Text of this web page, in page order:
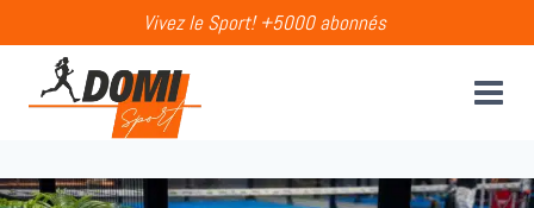
au
contenu
Vivez le Sport! +5000 abonnés